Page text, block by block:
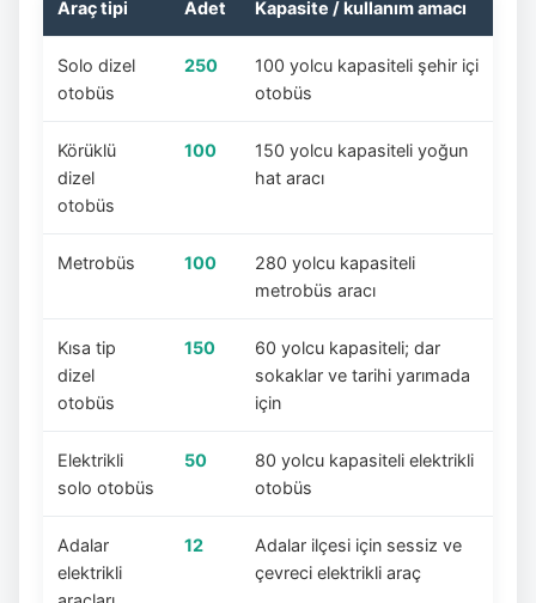
Araç tipi Adet Kapasite / kullanım amacı
Solo dizel
otobüs
250
100 yolcu kapasiteli şehir içi
otobüs
Körüklü
dizel
otobüs
100
150 yolcu kapasiteli yoğun
hat aracı
Metrobüs 100
280 yolcu kapasiteli
metrobüs aracı
Kısa tip
dizel
otobüs
150
60 yolcu kapasiteli; dar
sokaklar ve tarihi yarımada
için
Elektrikli
solo otobüs
50
80 yolcu kapasiteli elektrikli
otobüs
Adalar
elektrikli
12
Adalar ilçesi için sessiz ve
çevreci elektrikli araç